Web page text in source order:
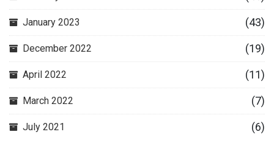
January 2023 (43)
December 2022 (19)
April 2022 (11)
March 2022 (7)
July 2021 (6)